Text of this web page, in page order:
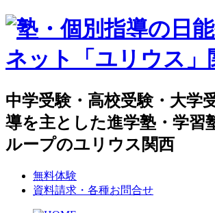
中学受験・高校受験・大学
導を主とした進学塾・学習
ループのユリウス関西
無料体験
資料請求・各種お問合せ